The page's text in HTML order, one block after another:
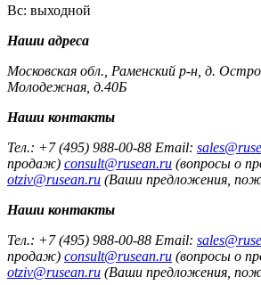
Вс: выходной
Наши адреса
Московская обл., Раменский р-н, д.
Молодежная, д.40Б
Наши контакты
Тел.: +7 (495) 988-00-88 Email:
продаж) consult@rusean.ru (вопросы о
otziv@rusean.ru (Ваши предложения,
Наши контакты
Тел.: +7 (495) 988-00-88 Email:
продаж) consult@rusean.ru (вопросы о
otziv@rusean.ru (Ваши предложения,